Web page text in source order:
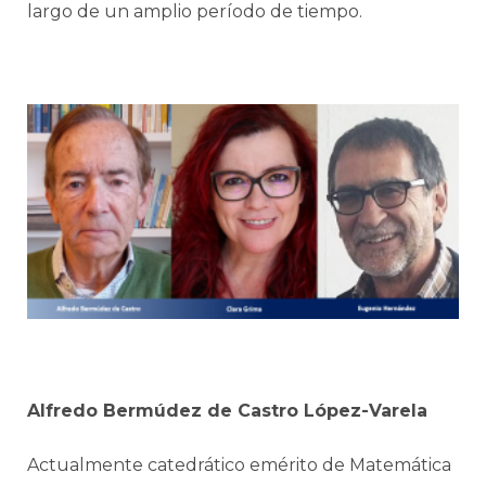
largo de un amplio período de tiempo.
Alfredo Bermúdez de Castro López-Varela
Actualmente catedrático emérito de Matemática